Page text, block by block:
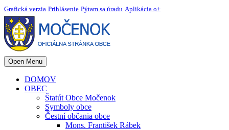
Grafická verzia Prihlásenie Pýtam sa úradu Aplikácia o+
Open Menu
DOMOV
OBEC
Štatút Obce Močenok
Symboly obce
Čestní občania obce
Mons. František Rábek